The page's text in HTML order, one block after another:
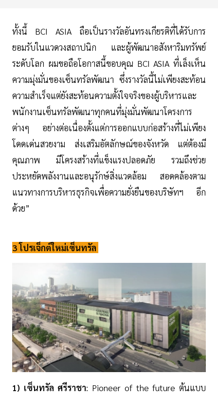
ทั้งนี้ BCI ASIA ถือเป็นรางวัลอันทรงเกียรติที่ได้รับการ
ยอมรับในแวดวงสถาปนิก และผู้พัฒนาอสังหาริมทรัพย์
ระดับโลก ผมขอถือโอกาสนี้ขอบคุณ BCI ASIA ที่เล็งเห็น
ความมุ่งมั่นของเซ็นทรัลพัฒนา ซึ่งรางวัลนี้ไม่เพียงสะท้อน
ความสำเร็จแต่ยังสะท้อนความตั้งใจจริงของผู้บริหารและ
พนักงานเซ็นทรัลพัฒนาทุกคนที่มุ่งมั่นพัฒนาโครงการ
ต่างๆ อย่างต่อเนื่องตั้งแต่การออกแบบก่อสร้างที่ไม่เพียง
โดดเด่นสวยงาม ส่งเสริมอัตลักษณ์ของจังหวัด แต่ต้องมี
คุณภาพ มีโครงสร้างที่แข็งแรงปลอดภัย รวมถึงช่วย
ประหยัดพลังงานและอนุรักษ์สิ่งแวดล้อม สอดคล้องตาม
แนวทางการบริหารธุรกิจเพื่อความยั่งยืนของบริษัทฯ อีก
ด้วย”
3 โปรเจ็กต์ใหม่เซ็นทรัล
1) เซ็นทรัล ศรีราชา: Pioneer of the future ต้นแบบ